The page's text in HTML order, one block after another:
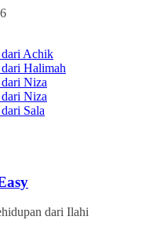
dari Achik
Halimah
Niza
Niza
Sala
dari Ilahi